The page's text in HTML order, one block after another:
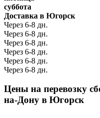
суббота
Доставка в Югорск
Через 6-8 дн.
Через 6-8 дн.
Через 6-8 дн.
Через 6-8 дн.
Через 6-8 дн.
Через 6-8 дн.
Цены на перевозку
на-Дону в Югорск